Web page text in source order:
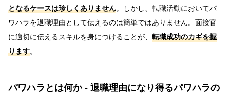
となるケースは珍しくありません。しかし、転職活動においてパ
ワハラを退職理由として伝えるのは簡単ではありません。面接官
に適切に伝えるスキルを身につけることが、 転職成功のカギを握
ります。
パワハラとは何か - 退職理由になり得るパワハラの